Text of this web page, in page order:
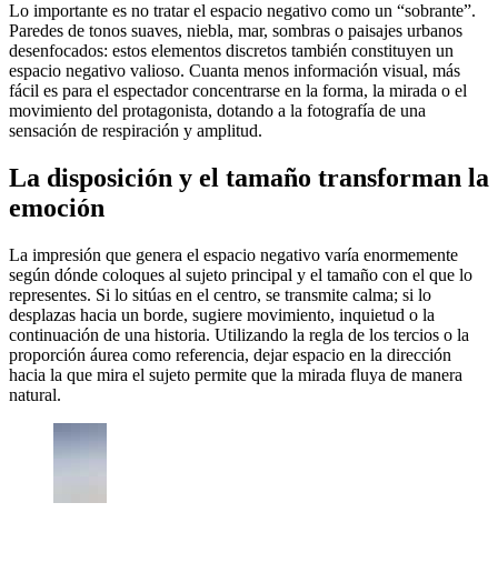
Lo importante es no tratar el espacio negativo como un “sobrante”.
Paredes de tonos suaves, niebla, mar, sombras o paisajes urbanos
desenfocados: estos elementos discretos también constituyen un
espacio negativo valioso. Cuanta menos información visual, más
fácil es para el espectador concentrarse en la forma, la mirada o el
movimiento del protagonista, dotando a la fotografía de una
sensación de respiración y amplitud.
La disposición y el tamaño transforman la
emoción
La impresión que genera el espacio negativo varía enormemente
según dónde coloques al sujeto principal y el tamaño con el que lo
representes. Si lo sitúas en el centro, se transmite calma; si lo
desplazas hacia un borde, sugiere movimiento, inquietud o la
continuación de una historia. Utilizando la regla de los tercios o la
proporción áurea como referencia, dejar espacio en la dirección
hacia la que mira el sujeto permite que la mirada fluya de manera
natural.